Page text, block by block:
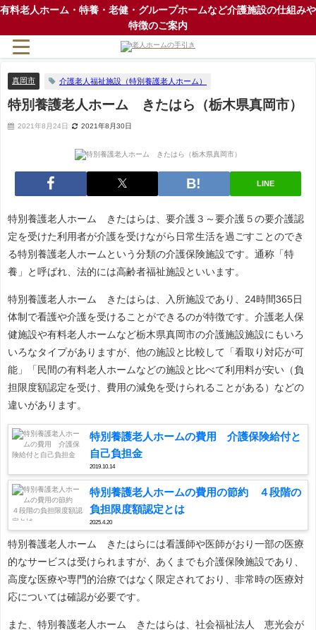
有料老人ホーム・特養・老健・グループホームなど介護施設の仕組みや
特徴のご案内
真岡市 介護老人福祉施設（特別養護老人ホーム）
特別養護老人ホーム きたはら（栃木県真岡市）
2021年8月24日 2021年8月30日
LINE
特別養護老人ホーム きたはらは、要介護３～要介護５の要介護認
定を受けた利用者が介護を受けながら日常生活を過ごすことのでき
る特別養護老人ホームという分類の介護保険施設です。通称「特
養」と呼ばれ、法的には高齢者福祉施設といいます。
特別養護老人ホーム きたはらは、入所施設であり、24時間365日
体制で看護や介護を受けることができるのが特徴です。介護老人保
健施設や有料老人ホームなど栃木県真岡市の介護施設施設にもいろ
いろなタイプがありますが、他の施設と比較して「看取り対応が可
能」「民間の有料老人ホームなどの施設と比べて利用料が安い（負
担限度額認定を受け、費用の減免を受けられることがある）などの
違いがあります。
特別養護老人ホームの費用 介護保険給付と
自己負担金
2019.10.14
特別養護老人ホームの費用の節約 ４段階の
負担限度額認定とは
2025.4.20
特別養護老人ホーム きたはらには看護師や医師がおり一部の医療
的なサービスは受けられますが、あくまでも介護保険施設であり、
高度な医療や専門的治療ではなく限定されており、非常時の医療対
応については確認が必要です。
また、特別養護老人ホーム きたはらは、社会福祉法人 恵光会が